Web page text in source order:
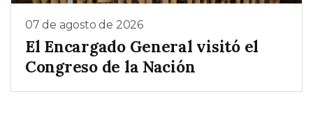
07 de agosto de 2026
El Encargado General visitó el
Congreso de la Nación